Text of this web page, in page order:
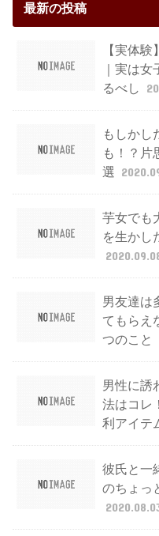
最新の投稿
【実体
｜実は
るべし
もしかし
も！？片
選
芋女でも
を生かし
男友達は
てもらえ
つのこと
男性に誘
法はコレ
利アイテ
彼氏と一
のちょっ